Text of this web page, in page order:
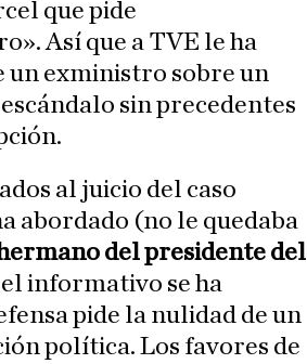
que pide
Así que a TVE le ha
un exministro sobre un
sin precedentes
al juicio del caso
abordado (no le quedaba
del presidente del
el informativo se ha
pide la nulidad de un
política. Los favores de